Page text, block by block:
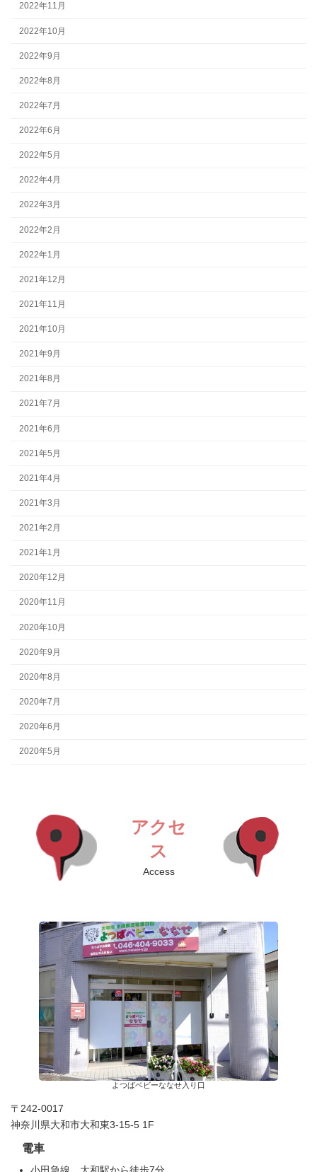
2022年11月
2022年10月
2022年9月
2022年8月
2022年7月
2022年6月
2022年5月
2022年4月
2022年3月
2022年2月
2022年1月
2021年12月
2021年11月
2021年10月
2021年9月
2021年8月
2021年7月
2021年6月
2021年5月
2021年4月
2021年3月
2021年2月
2021年1月
2020年12月
2020年11月
2020年10月
2020年9月
2020年8月
2020年7月
2020年6月
2020年5月
アクセ
ス
Access
よつばベビーななせ入り口
〒242-0017
神奈川県大和市大和東3-15-5 1F
電車
小田急線 大和駅から徒歩7分